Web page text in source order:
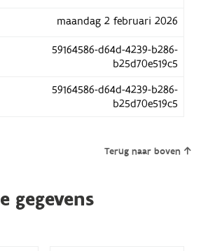
maandag 2 februari 2026
59164586-d64d-4239-b286-
b25d70e519c5
59164586-d64d-4239-b286-
b25d70e519c5
Terug naar boven
gegevens